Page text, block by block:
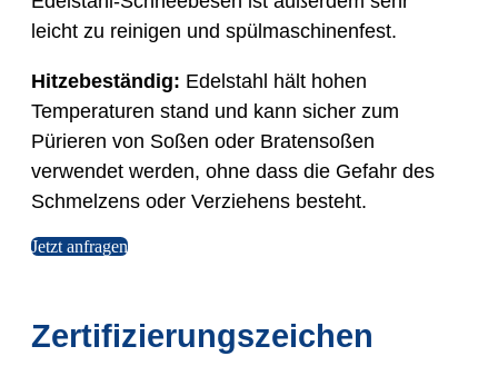
leicht zu reinigen und spülmaschinenfest.
Hitzebeständig: Edelstahl hält hohen
Temperaturen stand und kann sicher zum
Pürieren von Soßen oder Bratensoßen
verwendet werden, ohne dass die Gefahr des
Schmelzens oder Verziehens besteht.
Jetzt anfragen
Zertifizierungszeichen